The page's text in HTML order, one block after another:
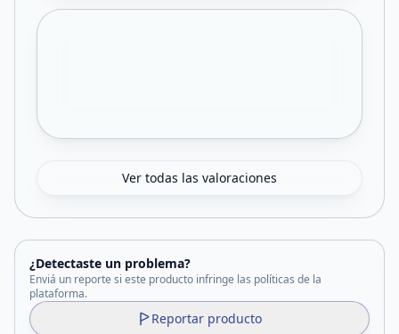
Ver todas las valoraciones
¿Detectaste un problema?
Enviá un reporte si este producto infringe las políticas de la
plataforma.
Reportar producto